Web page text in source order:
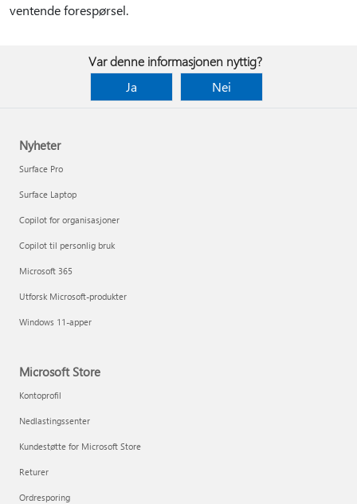
ventende forespørsel.
Var denne informasjonen nyttig?
Ja
Nei
Nyheter
Surface Pro
Surface Laptop
Copilot for organisasjoner
Copilot til personlig bruk
Microsoft 365
Utforsk Microsoft-produkter
Windows 11-apper
Microsoft Store
Kontoprofil
Nedlastingssenter
Kundestøtte for Microsoft Store
Returer
Ordresporing